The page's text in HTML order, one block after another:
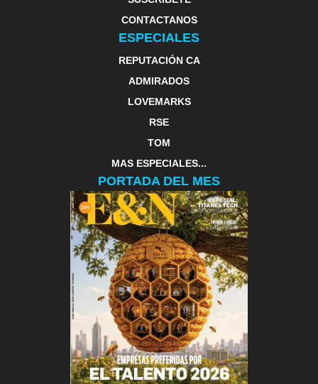
CONTACTANOS
ESPECIALES
REPUTACIÓN CA
ADMIRADOS
LOVEMARKS
RSE
TOM
MAS ESPECIALES...
PORTADA DEL MES